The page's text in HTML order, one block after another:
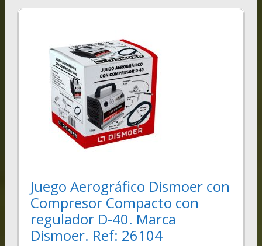
Juego Aerográfico Dismoer con
Compresor Compacto con
regulador D-40. Marca
Dismoer. Ref: 26104